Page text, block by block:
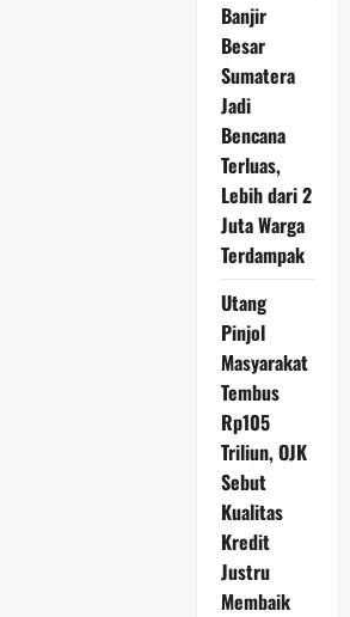
Banjir
Besar
Sumatera
Jadi
Bencana
Terluas,
Lebih dari 2
Juta Warga
Terdampak
Utang
Pinjol
Masyarakat
Tembus
Rp105
Triliun, OJK
Sebut
Kualitas
Kredit
Justru
Membaik